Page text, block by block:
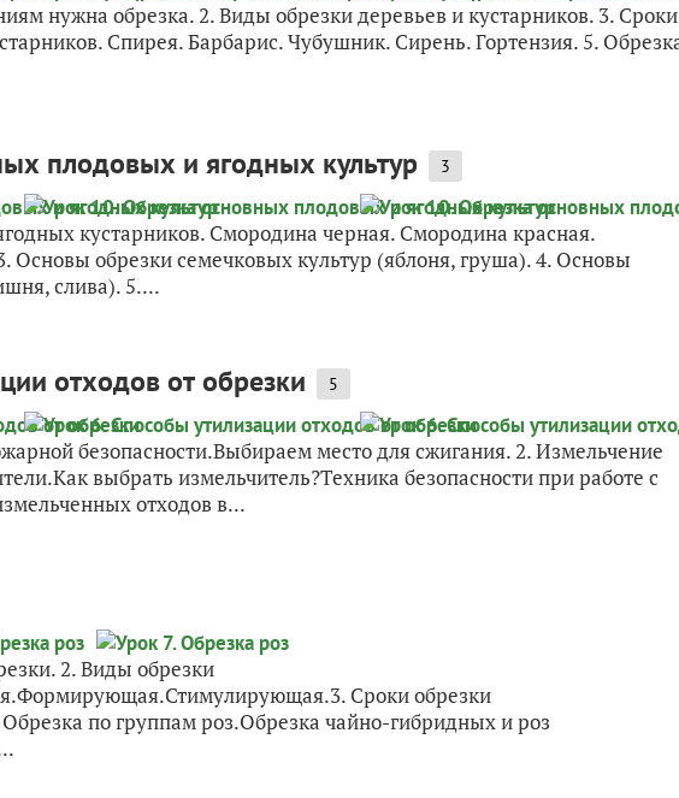
нужна обрезка. 2. Виды обрезки деревьев и кустарников. 3. Сроки
Спирея. Барбарис. Чубушник. Сирень. Гортензия. 5.
плодовых и ягодных культур 3
кустарников. Смородина черная. Смородина красная.
обрезки семечковых культур (яблоня, груша). 4. Основы
слива). 5....
отходов от обрезки 5
безопасности.Выбираем место для сжигания. 2. Измельчение
выбрать измельчитель?Техника безопасности при работе с
отходов в...
2. Виды обрезки
Сроки обрезки
по группам роз.Обрезка чайно-гибридных и роз